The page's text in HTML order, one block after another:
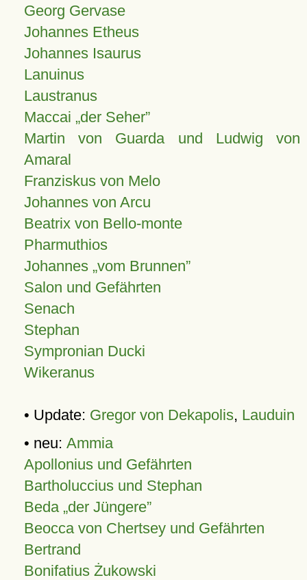
Georg Gervase
Johannes Etheus
Johannes Isaurus
Lanuinus
Laustranus
Maccai „der Seher”
Martin von Guarda und Ludwig von
Amaral
Franziskus von Melo
Johannes von Arcu
Beatrix von Bello-monte
Pharmuthios
Johannes vom Brunnen
Salon und Gefährten
Senach
Stephan
Sympronian Ducki
Wikeranus
• Update: Gregor von Dekapolis, Lauduin
• neu: Ammia
Apollonius und Gefährten
Bartholuccius und Stephan
Beda „der Jüngere”
Beocca von Chertsey und Gefährten
Bertrand
Bonifatius Żukowski